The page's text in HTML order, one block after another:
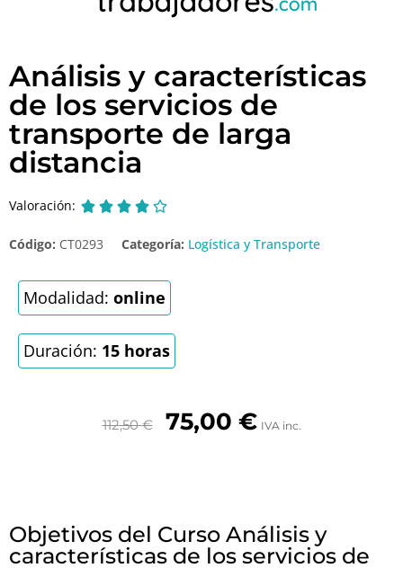
Análisis y características
de los servicios de
transporte de larga
distancia
Valoración:     
Código: CT0293 Categoría: Logística y Transporte
Modalidad: online
Duración: 15 horas
112,50€ 75,00 € IVA inc.
Objetivos del Curso Análisis y
características de los servicios de